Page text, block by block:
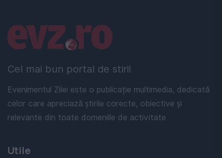
Cel mai bun portal de stiri!
Evenimentul Zilei este o publicație multimedia, dedicată
celor care apreciază știrile corecte, obiective și
relevante din toate domeniile de activitate
Linkuri utile
Utile